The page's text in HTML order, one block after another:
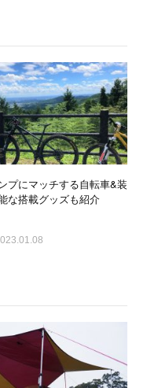
プにマッチする自転車&装
な搭載グッズも紹介